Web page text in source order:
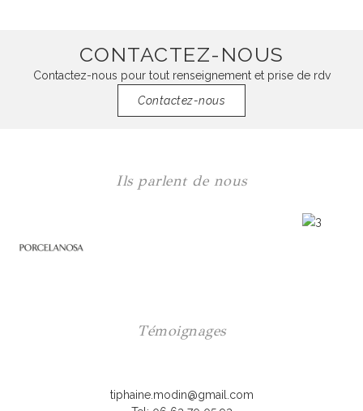
CONTACTEZ-NOUS
Contactez-nous pour tout renseignement et prise de rdv
Contactez-nous
Ils parlent de nous
Témoignages
tiphaine.modin@gmail.com